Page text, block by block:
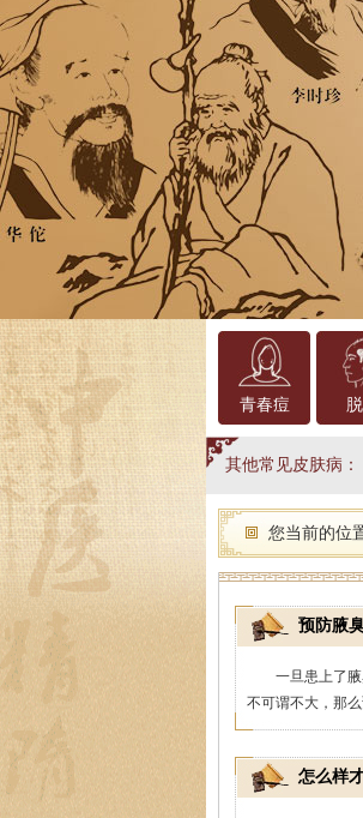
青春痘
其他常见皮肤病：
您当前的位
预防腋
一旦患上了
不可谓不大，那
怎么样